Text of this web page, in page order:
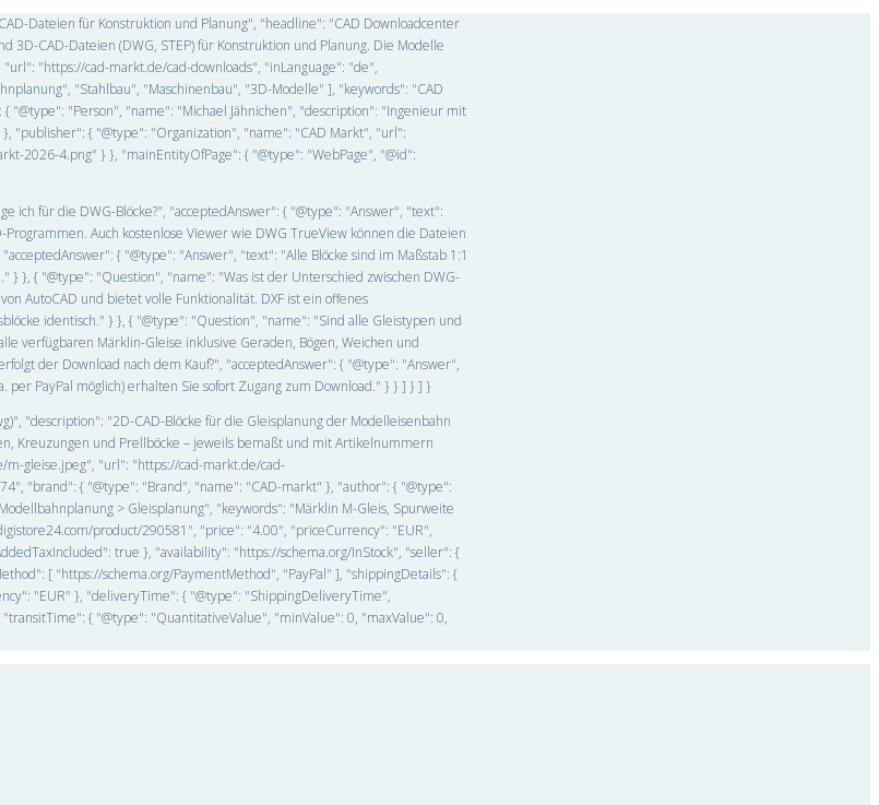
Dateien für Konstruktion und Planung", "headline": "CAD Downloadcenter
CAD-Dateien (DWG, STEP) für Konstruktion und Planung. Die Modelle
"https://cad-markt.de/cad-downloads", "inLanguage": "de",
"Stahlbau", "Maschinenbau", "3D-Modelle" ], "keywords": "CAD
"@type": "Person", "name": "Michael Jähnichen", "description": "Ingenieur mit
"publisher": { "@type": "Organization", "name": "CAD Markt", "url":
2026-4.png" } }, "mainEntityOfPage": { "@type": "WebPage", "@id":
ich für die DWG-Blöcke?", "acceptedAnswer": { "@type": "Answer", "text":
Auch kostenlose Viewer wie DWG TrueView können die Dateien
{ "@type": "Answer", "text": "Alle Blöcke sind im Maßstab 1:1
} }, { "@type": "Question", "name": "Was ist der Unterschied zwischen DWG-
AutoCAD und bietet volle Funktionalität. DXF ist ein offenes
identisch." } }, { "@type": "Question", "name": "Sind alle Gleistypen und
verfügbaren Märklin-Gleise inklusive Geraden, Bögen, Weichen und
der Download nach dem Kauf?", "acceptedAnswer": { "@type": "Answer",
PayPal möglich) erhalten Sie sofort Zugang zum Download." } } ] } ] }
"description": "2D-CAD-Blöcke für die Gleisplanung der Modelleisenbahn
Kreuzungen und Prellböcke – jeweils bemaßt und mit Artikelnummern
gleise.jpeg", "url": "https://cad-markt.de/cad-
"brand": { "@type": "Brand", "name": "CAD-markt" }, "author": { "@type":
> Gleisplanung", "keywords": "Märklin M-Gleis, Spurweite
product/290581", "price": "4.00", "priceCurrency": "EUR",
true }, "availability": "https://schema.org/InStock", "seller": {
[ "https://schema.org/PaymentMethod", "PayPal" ], "shippingDetails": {
"EUR" }, "deliveryTime": { "@type": "ShippingDeliveryTime",
{ "@type": "QuantitativeValue", "minValue": 0, "maxValue": 0,